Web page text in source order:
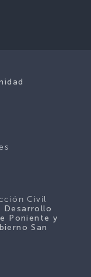
Civil
Desarrollo
Poniente y
San